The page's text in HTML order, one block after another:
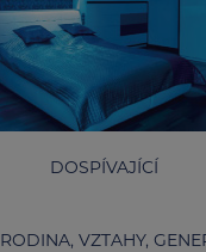
DOSPÍVAJÍCÍ
RODINA, VZTAHY,